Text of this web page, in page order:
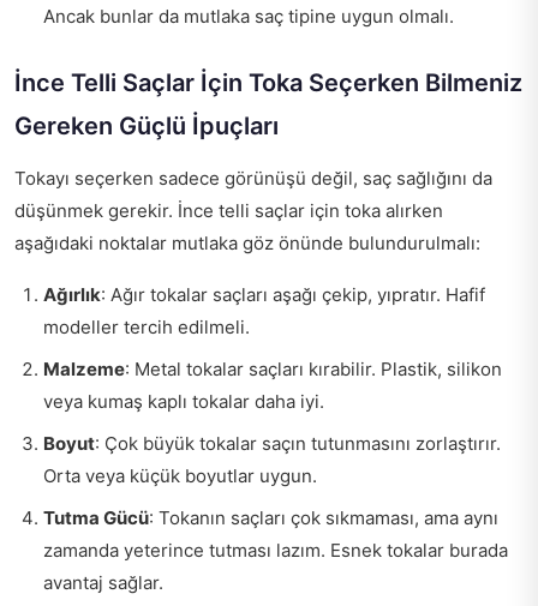
Ancak bunlar da mutlaka saç tipine uygun olmalı.
İnce Telli Saçlar İçin Toka Seçerken Bilmeniz
Gereken Güçlü İpuçları
Tokayı seçerken sadece görünüşü değil, saç sağlığını da
düşünmek gerekir. İnce telli saçlar için toka alırken
aşağıdaki noktalar mutlaka göz önünde bulundurulmalı:
Ağırlık: Ağır tokalar saçları aşağı çekip, yıpratır. Hafif
modeller tercih edilmeli.
Malzeme: Metal tokalar saçları kırabilir. Plastik, silikon
veya kumaş kaplı tokalar daha iyi.
Boyut: Çok büyük tokalar saçın tutunmasını zorlaştırır.
Orta veya küçük boyutlar uygun.
Tutma Gücü: Tokanın saçları çok sıkmaması, ama aynı
zamanda yeterince tutması lazım. Esnek tokalar burada
avantaj sağlar.